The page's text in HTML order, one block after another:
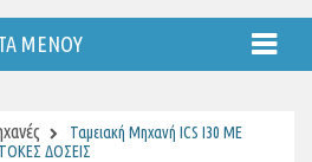
ΜΕΝΟΎ
Ταμειακή Μηχανή ICS I30 ΜΕ
ΔΟΣΕΙΣ